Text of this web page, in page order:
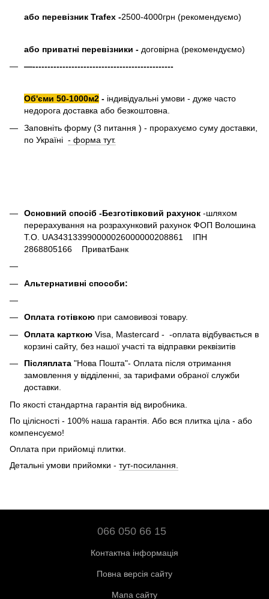
або перевізник Trafex -2500-4000грн (рекомендуємо)
або приватні перевізники - договірна (рекомендуємо)
—-----------------------------------------------
Об'єми 50-1000м2 - індивідуальні умови - дуже часто
недорога доставка або безкоштовна.
Заповніть форму (3 питання ) - прорахуємо суму доставки,
по Україні - форма тут.
Основний спосіб -Безготівковий рахунок -шляхом
перерахування на розрахунковий рахунок ФОП Волошина
Т.О. UA343133990000026000000208861 ІПН
2868805166 ПриватБанк
Альтернативні способи:
Оплата готівкою при самовивозі товару.
Оплата карткою Visa, Mastercard - -оплата відбувається в
корзині сайту, без нашої участі та відправки реквізитів
Післяплата "Нова Пошта"- Оплата після отримання
замовлення у відділенні, за тарифами обраної служби
доставки.
По якості стандартна гарантія від виробника.
По цілісності - 100% наша гарантія. Або вся плитка ціла - або
компенсуємо!
Оплата при прийомці плитки.
Детальні умови прийомки - тут-посилання.
066 050 66 15
Контактна інформація
Повна версія сайту
Мапа сайту